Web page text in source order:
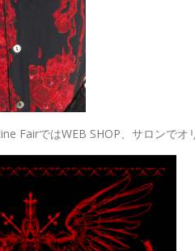
FairではWEB SHOP、サロンで